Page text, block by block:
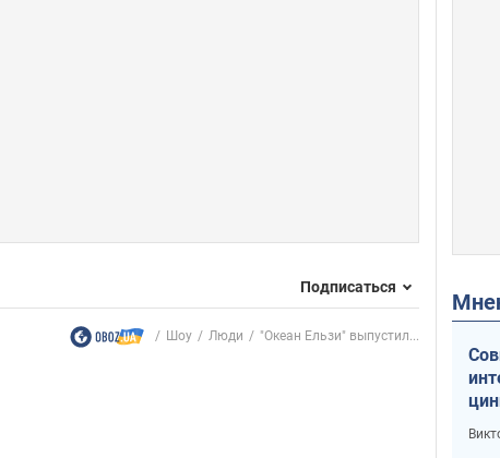
Подписаться
Шоу Люди "Океан Ельзи" выпустил...